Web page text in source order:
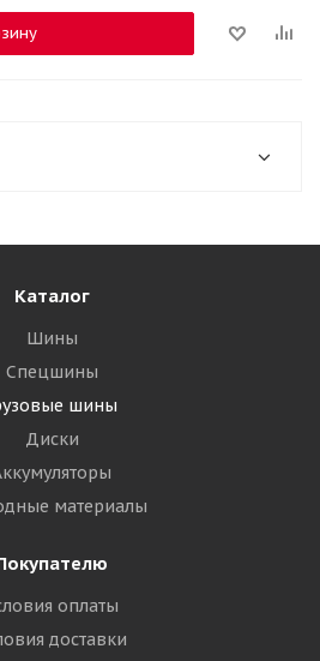
Каталог
Шины
Спецшины
шины
Диски
материалы
оплаты
доставки